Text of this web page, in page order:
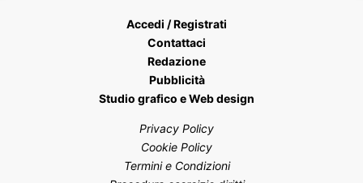
Accedi / Registrati
Contattaci
Redazione
Pubblicità
Studio grafico e Web design
Privacy Policy
Cookie Policy
Termini e Condizioni